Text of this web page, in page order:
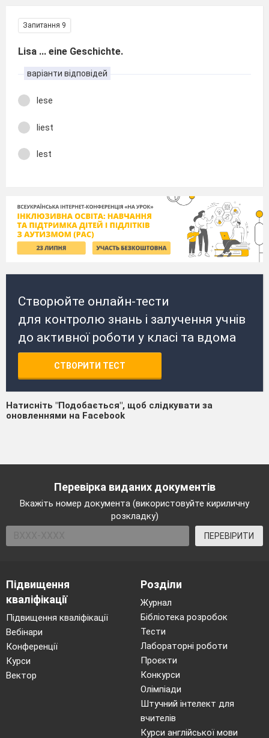
Запитання 9
Lisa ... eine Geschichte.
варіанти відповідей
lese
liest
lest
Створюйте онлайн-тести
для контролю знань і залучення учнів
до активної роботи у класі та вдома
СТВОРИТИ ТЕСТ
Натисніть "Подобається", щоб слідкувати за
оновленнями на Facebook
Перевірка виданих документів
Вкажіть номер документа (використовуйте кириличну
розкладку)
ПЕРЕВІРИТИ
Підвищення
кваліфікації
Підвищення кваліфікації
Вебінари
Конференції
Курси
Вектор
Розділи
Журнал
Бібліотека розробок
Тести
Лабораторні роботи
Проєкти
Конкурси
Олімпіади
Штучний інтелект для
вчителів
Курси англійської мови